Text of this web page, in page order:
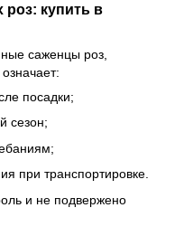
купить в
саженцы роз,
посадки;
сезон;
при транспортировке.
и не подвержено